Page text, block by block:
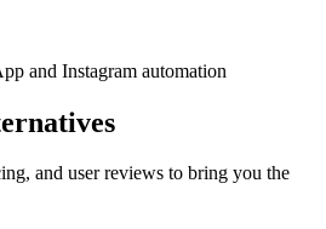
and Instagram automation
and user reviews to bring you the